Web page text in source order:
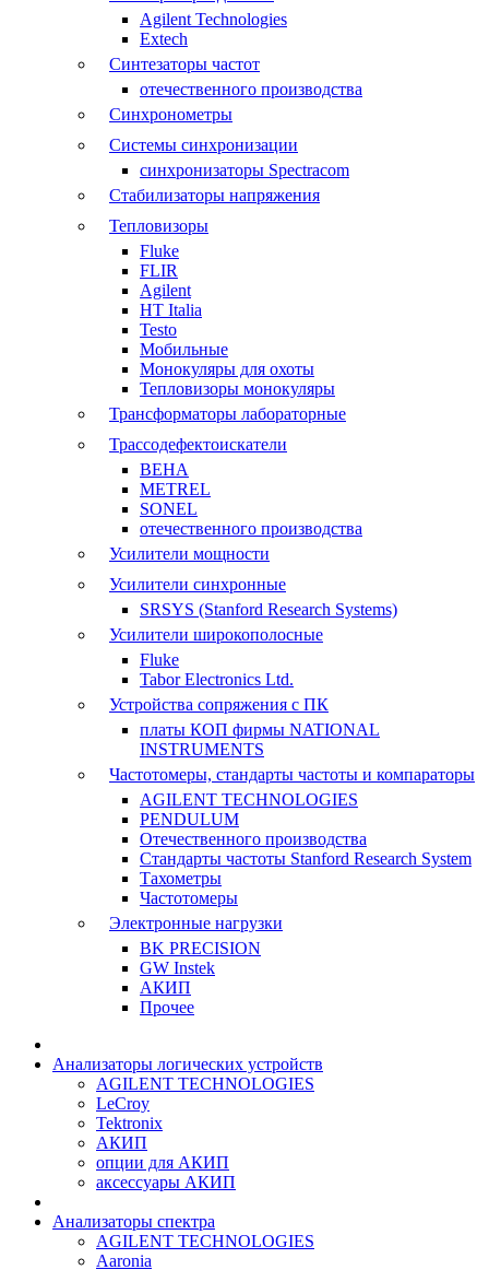
Agilent Technologies
Extech
Синтезаторы частот
отечественного производства
Синхронометры
Системы синхронизации
синхронизаторы Spectracom
Стабилизаторы напряжения
Тепловизоры
Fluke
FLIR
Agilent
HT Italia
Testo
Мобильные
Монокуляры для охоты
Тепловизоры монокуляры
Трансформаторы лабораторные
Трассодефектоискатели
BEHA
METREL
SONEL
отечественного производства
Усилители мощности
Усилители синхронные
SRSYS (Stanford Research Systems)
Усилители широкополосные
Fluke
Tabor Electronics Ltd.
Устройства сопряжения с ПК
платы КОП фирмы NATIONAL
INSTRUMENTS
Частотомеры, стандарты частоты и компараторы
AGILENT TECHNOLOGIES
PENDULUM
Отечественного производства
Стандарты частоты Stanford Research System
Тахометры
Частотомеры
Электронные нагрузки
BK PRECISION
GW Instek
АКИП
Прочее
Анализаторы логических устройств
AGILENT TECHNOLOGIES
LeCroy
Tektronix
АКИП
опции для АКИП
аксессуары АКИП
Анализаторы спектра
AGILENT TECHNOLOGIES
Aaronia